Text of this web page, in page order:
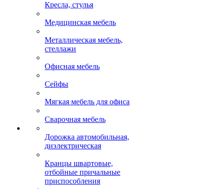
Кресла, стулья
Медицинская мебель
Металлическая мебель,
стеллажи
Офисная мебель
Сейфы
Мягкая мебель для офиса
Сварочная мебель
Дорожка автомобильная,
диэлектрическая
Кранцы швартовые,
отбойные причальные
приспособления